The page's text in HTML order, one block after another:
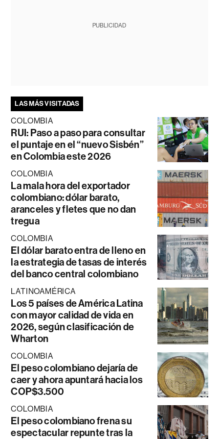
PUBLICIDAD
LAS MÁS VISITADAS
COLOMBIA
RUI: Paso a paso para consultar
el puntaje en el “nuevo Sisbén”
en Colombia este 2026
COLOMBIA
La mala hora del exportador
colombiano: dólar barato,
aranceles y fletes que no dan
tregua
COLOMBIA
El dólar barato entra de lleno en
la estrategia de tasas de interés
del banco central colombiano
LATINOAMÉRICA
Los 5 países de América Latina
con mayor calidad de vida en
2026, según clasificación de
Wharton
COLOMBIA
El peso colombiano dejaría de
caer y ahora apuntará hacia los
COP$3.500
COLOMBIA
El peso colombiano frena su
espectacular repunte tras la